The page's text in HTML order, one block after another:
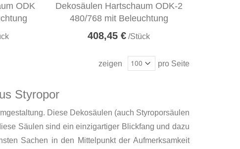
ODK
Dekosäulen Hartschaum ODK-2
480/768 mit Beleuchtung
408,45 € /Stück
zeigen pro Seite
Styropor
Diese Dekosäulen (auch Styroporsäulen
Säulen sind ein einzigartiger Blickfang und dazu
Sachen in den Mittelpunkt der Aufmerksamkeit